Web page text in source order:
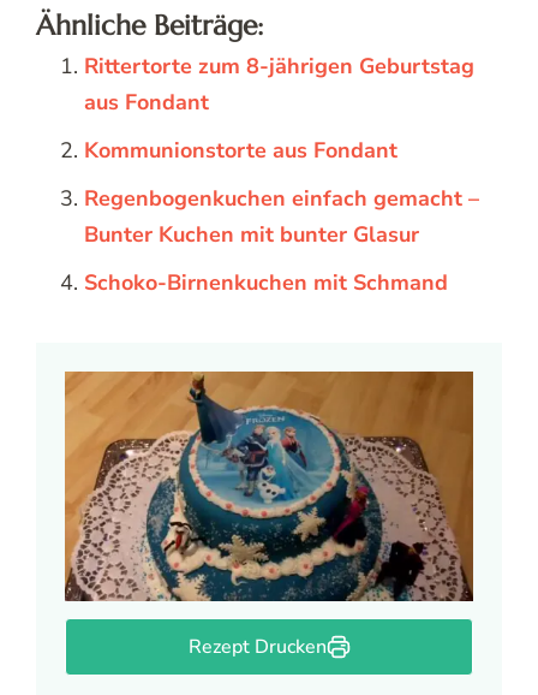
Ähnliche Beiträge:
Rittertorte zum 8-jährigen Geburtstag
aus Fondant
Kommunionstorte aus Fondant
Regenbogenkuchen einfach gemacht –
Bunter Kuchen mit bunter Glasur
Schoko-Birnenkuchen mit Schmand
Rezept Drucken